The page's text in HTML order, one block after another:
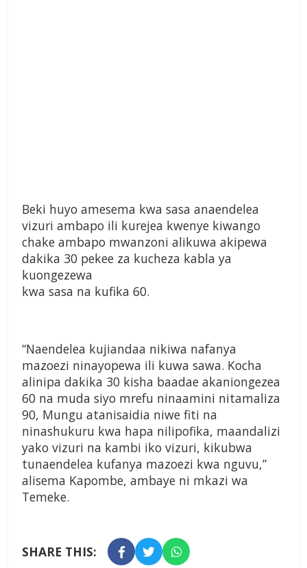
Beki huyo amesema kwa sasa anaendelea
vizuri ambapo ili kurejea kwenye kiwango
chake ambapo mwanzoni alikuwa akipewa
dakika 30 pekee za kucheza kabla ya
kuongezewa
kwa sasa na kufika 60.
“Naendelea kujiandaa nikiwa nafanya
mazoezi ninayopewa ili kuwa sawa. Kocha
alinipa dakika 30 kisha baadae akaniongezea
60 na muda siyo mrefu ninaamini nitamaliza
90, Mungu atanisaidia niwe fiti na
ninashukuru kwa hapa nilipofika, maandalizi
yako vizuri na kambi iko vizuri, kikubwa
tunaendelea kufanya mazoezi kwa nguvu,”
alisema Kapombe, ambaye ni mkazi wa
Temeke.
SHARE THIS: